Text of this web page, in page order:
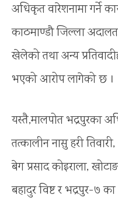
अधिकृत वारेशनामा गर्ने
काठमाण्डौ जिल्ला
खेलेको तथा अन्य
भएको आरोप लागेको छ ।
यस्तै,मालपोत भद्रपुरका
तत्कालीन नासु हरी
बेग प्रसाद कोइराला,
बहादुर विष्ट र भद्रपुर-७